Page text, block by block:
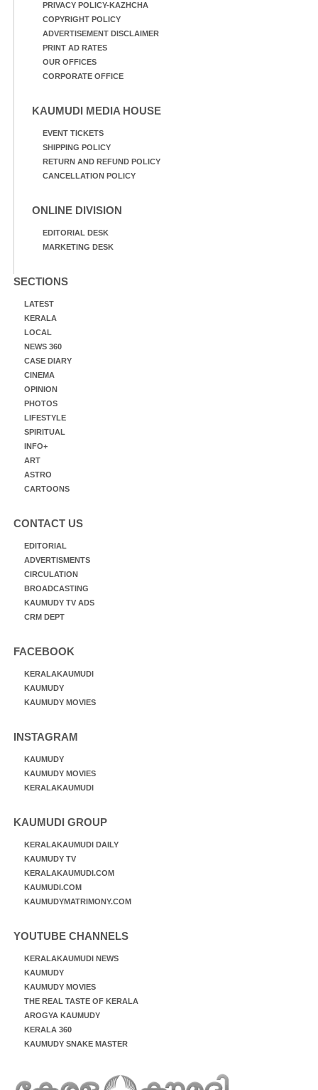
PRIVACY POLICY-KAZHCHA
COPYRIGHT POLICY
ADVERTISEMENT DISCLAIMER
PRINT AD RATES
OUR OFFICES
CORPORATE OFFICE
KAUMUDI MEDIA HOUSE
EVENT TICKETS
SHIPPING POLICY
RETURN AND REFUND POLICY
CANCELLATION POLICY
ONLINE DIVISION
EDITORIAL DESK
MARKETING DESK
SECTIONS
LATEST
KERALA
LOCAL
NEWS 360
CASE DIARY
CINEMA
OPINION
PHOTOS
LIFESTYLE
SPIRITUAL
INFO+
ART
ASTRO
CARTOONS
CONTACT US
EDITORIAL
ADVERTISMENTS
CIRCULATION
BROADCASTING
KAUMUDY TV ADS
CRM DEPT
FACEBOOK
KERALAKAUMUDI
KAUMUDY
KAUMUDY MOVIES
INSTAGRAM
KAUMUDY
KAUMUDY MOVIES
KERALAKAUMUDI
KAUMUDI GROUP
KERALAKAUMUDI DAILY
KAUMUDY TV
KERALAKAUMUDI.COM
KAUMUDI.COM
KAUMUDYMATRIMONY.COM
YOUTUBE CHANNELS
KERALAKAUMUDI NEWS
KAUMUDY
KAUMUDY MOVIES
THE REAL TASTE OF KERALA
AROGYA KAUMUDY
KERALA 360
KAUMUDY SNAKE MASTER